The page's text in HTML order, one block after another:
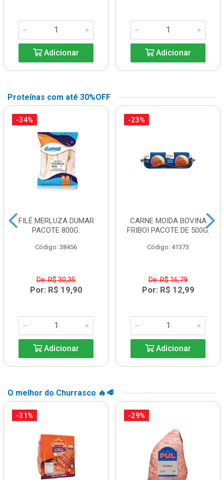
Adicionar Adicionar
Proteínas com até 30%OFF
-34%
FILÉ MERLUZA DUMAR
PACOTE 800G.
Código: 38456
De: R$ 30,35
Por: R$ 19,90
Adicionar
-23%
CARNE MOIDA BOVINA
FRIBOI PACOTE DE 500G.
Código: 41373
De: R$ 16,79
Por: R$ 12,99
Adicionar
O melhor do Churrasco 🔥🥩
-31% -29%